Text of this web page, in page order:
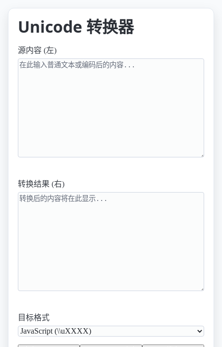
Unicode 转换器
源内容 (左)
转换结果 (右)
目标格式